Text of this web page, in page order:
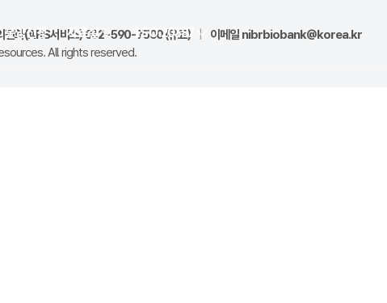
분양신청 자료실 ISO 20387
전화(ARS서비스) 032-590-7500 (유료) | 이메일 nibrbiobank@korea.kr
All rights reserved.